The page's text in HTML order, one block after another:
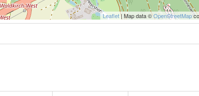
Leaflet| Map data ©OpenStreetMap